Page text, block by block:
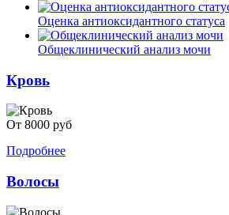
Оценка антиоксидантного статуса
Общеклинический анализ мочи
Кровь
От 8000 руб
Подробнее
Волосы